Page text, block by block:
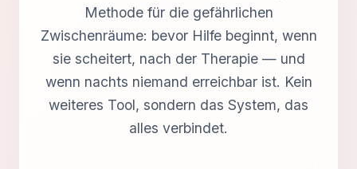
Methode für die gefährlichen
Zwischenräume: bevor Hilfe beginnt, wenn
sie scheitert, nach der Therapie — und
wenn nachts niemand erreichbar ist. Kein
weiteres Tool, sondern das System, das
alles verbindet.